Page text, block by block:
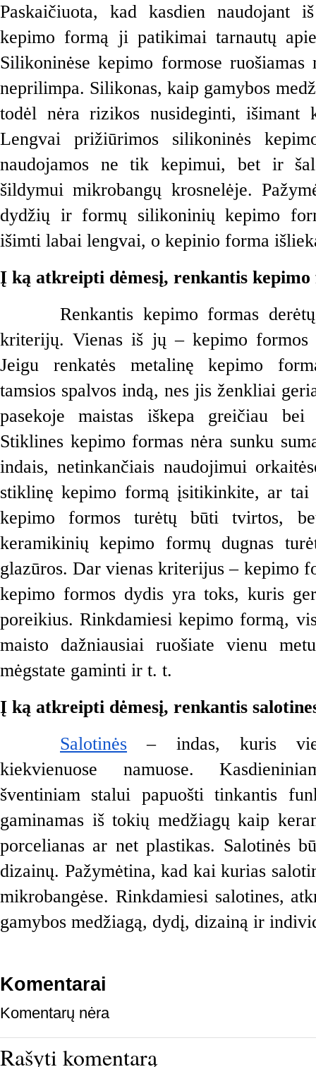
Paskaičiuota, kad kasdien naudojant
kepimo formą ji patikimai tarnautų
Silikoninėse kepimo formose ruošiamas
neprilimpa. Silikonas, kaip gamybos
todėl nėra rizikos nusideginti, išimant
Lengvai prižiūrimos silikoninės
naudojamos ne tik kepimui, bet ir
šildymui mikrobangų krosnelėje.
dydžių ir formų silikoninių kepimo
išimti labai lengvai, o kepinio forma
Į ką atkreipti dėmesį, renkantis kepimo
Renkantis kepimo formas
kriterijų. Vienas iš jų – kepimo formos
Jeigu renkatės metalinę kepimo
tamsios spalvos indą, nes jis ženkliai
pasekoje maistas iškepa greičiau bei
Stiklines kepimo formas nėra sunku
indais, netinkančiais naudojimui
stiklinę kepimo formą įsitikinkite, ar
kepimo formos turėtų būti tvirtos,
keramikinių kepimo formų dugnas
glazūros. Dar vienas kriterijus – kepimo
kepimo formos dydis yra toks, kuris
poreikius. Rinkdamiesi kepimo formą,
maisto dažniausiai ruošiate vienu
mėgstate gaminti ir t. t.
Į ką atkreipti dėmesį, renkantis
Salotinės – indas, kuris
kiekvienuose namuose.
šventiniam stalui papuošti tinkantis
gaminamas iš tokių medžiagų kaip
porcelianas ar net plastikas. Salotinės
dizainų. Pažymėtina, kad kai kurias
mikrobangėse. Rinkdamiesi salotines,
gamybos medžiagą, dydį, dizainą ir
Komentarai
Komentarų nėra
Rašyti komentarą